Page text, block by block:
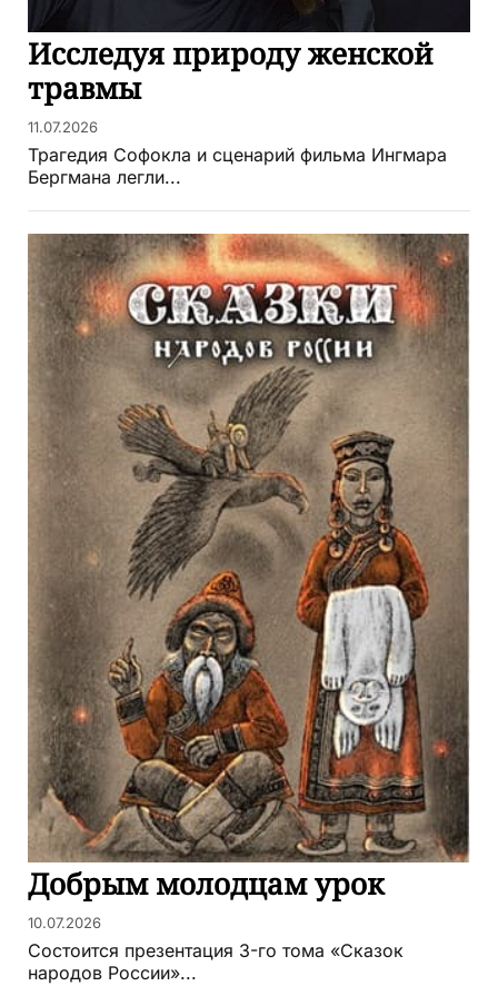
Исследуя природу женской
травмы
11.07.2026
Трагедия Софокла и сценарий фильма Ингмара
Бергмана легли...
Добрым молодцам урок
10.07.2026
Состоится презентация 3-го тома «Сказок
народов России»...